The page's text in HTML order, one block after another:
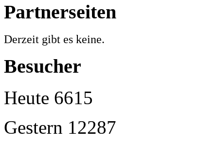
Partnerseiten
Derzeit gibt es keine.
Besucher
Heute 6615
Gestern 12287